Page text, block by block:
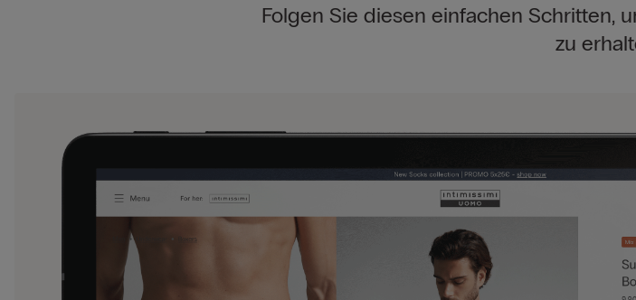
Folgen Sie diesen einfachen Schritten,
zu